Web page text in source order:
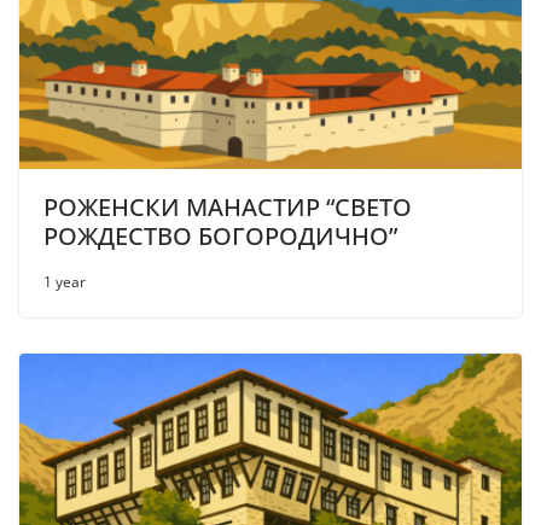
РОЖЕНСКИ МАНАСТИР “СВЕТО
РОЖДЕСТВО БОГОРОДИЧНО”
1 year